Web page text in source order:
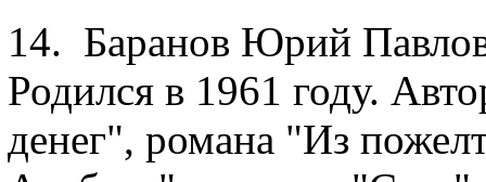
14. Баранов Юрий
Родился в 1961 году.
денег", романа "Из